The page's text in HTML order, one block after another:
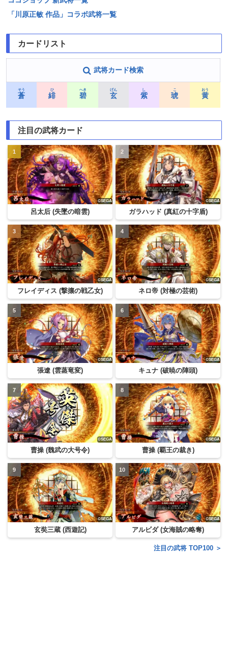
「川原正敏 作品」コラボ武将一覧
カードリスト
武将カード検索
蒼
そう
緋
ひ
碧
へき
玄
げん
紫
し
琥
こ
黄
おう
注目の武将カード
呂太后 (失墜の暗雲) ガラハッド (真紅の十字盾)
フレイディス (撃攘の戦乙女) ネロ帝 (対極の芸術)
張遼 (雲蒸竜変) キュナ (破暁の陣頭)
曹操 (魏武の大号令) 曹操 (覇王の裁き)
玄奘三蔵 (西遊記) アルビダ (女海賊の略奪)
注目の武将 TOP100 ＞